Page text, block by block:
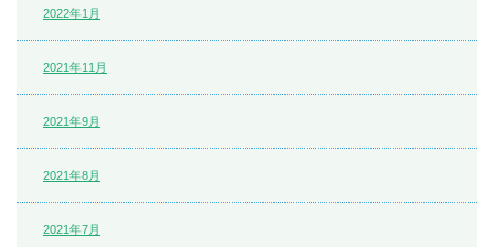
2022年1月
2021年11月
2021年9月
2021年8月
2021年7月